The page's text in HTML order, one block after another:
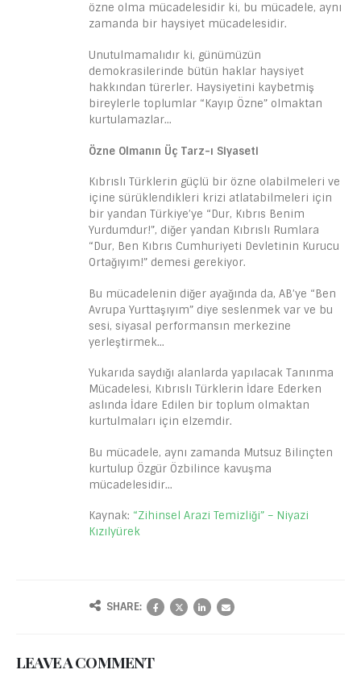
özne olma mücadelesidir ki, bu mücadele, aynı
zamanda bir haysiyet mücadelesidir.
Unutulmamalıdır ki, günümüzün
demokrasilerinde bütün haklar haysiyet
hakkından türerler. Haysiyetini kaybetmiş
bireylerle toplumlar “Kayıp Özne” olmaktan
kurtulamazlar…
Özne Olmanın Üç Tarz-ı Siyaseti
Kıbrıslı Türklerin güçlü bir özne olabilmeleri ve
içine sürüklendikleri krizi atlatabilmeleri için
bir yandan Türkiye’ye “Dur, Kıbrıs Benim
Yurdumdur!”, diğer yandan Kıbrıslı Rumlara
“Dur, Ben Kıbrıs Cumhuriyeti Devletinin Kurucu
Ortağıyım!” demesi gerekiyor.
Bu mücadelenin diğer ayağında da, AB’ye “Ben
Avrupa Yurttaşıyım” diye seslenmek var ve bu
sesi, siyasal performansın merkezine
yerleştirmek…
Yukarıda saydığı alanlarda yapılacak Tanınma
Mücadelesi, Kıbrıslı Türklerin İdare Ederken
aslında İdare Edilen bir toplum olmaktan
kurtulmaları için elzemdir.
Bu mücadele, aynı zamanda Mutsuz Bilinçten
kurtulup Özgür Özbilince kavuşma
mücadelesidir…
Kaynak: ​​​​​​​“Zihinsel Arazi Temizliği” – Niyazi
Kızılyürek
SHARE:
LEAVE A COMMENT